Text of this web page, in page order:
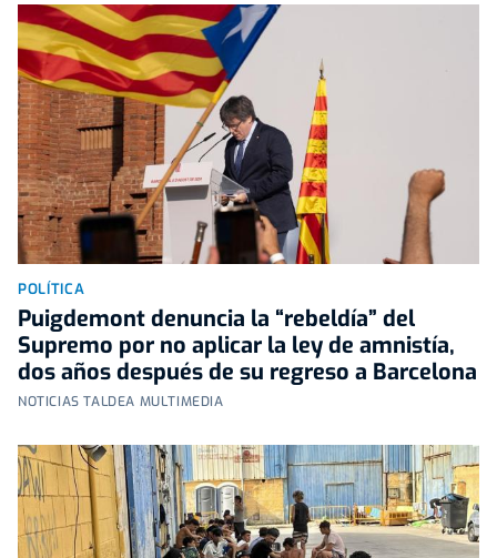
POLÍTICA
Puigdemont denuncia la “rebeldía” del
Supremo por no aplicar la ley de amnistía,
dos años después de su regreso a Barcelona
NOTICIAS TALDEA MULTIMEDIA